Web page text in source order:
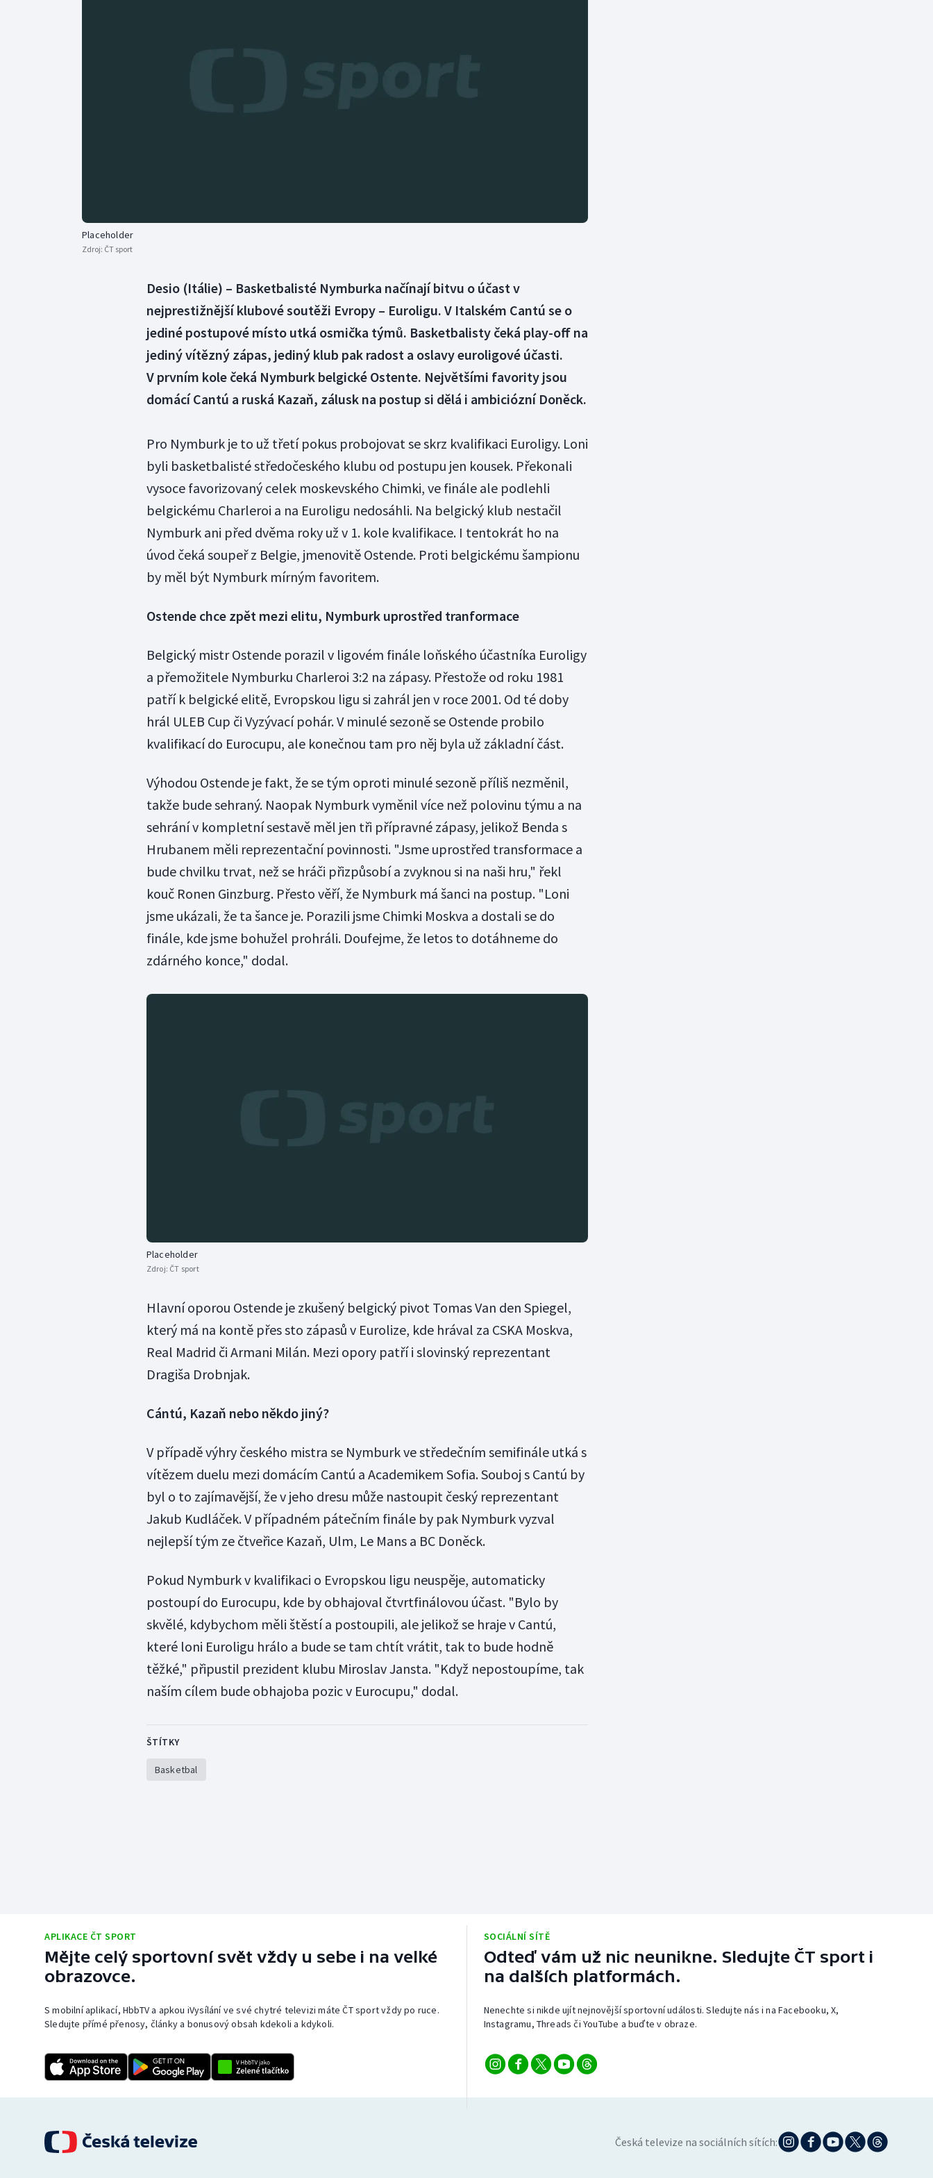
Placeholder
Zdroj: ČT sport
Desio (Itálie) – Basketbalisté Nymburka načínají bitvu o účast v
nejprestižnější klubové soutěži Evropy – Euroligu. V Italském Cantú se o
jediné postupové místo utká osmička týmů. Basketbalisty čeká play-off na
jediný vítězný zápas, jediný klub pak radost a oslavy euroligové účasti.
V prvním kole čeká Nymburk belgické Ostente. Největšími favority jsou
domácí Cantú a ruská Kazaň, zálusk na postup si dělá i ambiciózní Doněck.
Pro Nymburk je to už třetí pokus probojovat se skrz kvalifikaci Euroligy. Loni
byli basketbalisté středočeského klubu od postupu jen kousek. Překonali
vysoce favorizovaný celek moskevského Chimki, ve finále ale podlehli
belgickému Charleroi a na Euroligu nedosáhli. Na belgický klub nestačil
Nymburk ani před dvěma roky už v 1. kole kvalifikace. I tentokrát ho na
úvod čeká soupeř z Belgie, jmenovitě Ostende. Proti belgickému šampionu
by měl být Nymburk mírným favoritem.
Ostende chce zpět mezi elitu, Nymburk uprostřed tranformace
Belgický mistr Ostende porazil v ligovém finále loňského účastníka Euroligy
a přemožitele Nymburku Charleroi 3:2 na zápasy. Přestože od roku 1981
patří k belgické elitě, Evropskou ligu si zahrál jen v roce 2001. Od té doby
hrál ULEB Cup či Vyzývací pohár. V minulé sezoně se Ostende probilo
kvalifikací do Eurocupu, ale konečnou tam pro něj byla už základní část.
Výhodou Ostende je fakt, že se tým oproti minulé sezoně příliš nezměnil,
takže bude sehraný. Naopak Nymburk vyměnil více než polovinu týmu a na
sehrání v kompletní sestavě měl jen tři přípravné zápasy, jelikož Benda s
Hrubanem měli reprezentační povinnosti. "Jsme uprostřed transformace a
bude chvilku trvat, než se hráči přizpůsobí a zvyknou si na naši hru," řekl
kouč Ronen Ginzburg. Přesto věří, že Nymburk má šanci na postup. "Loni
jsme ukázali, že ta šance je. Porazili jsme Chimki Moskva a dostali se do
finále, kde jsme bohužel prohráli. Doufejme, že letos to dotáhneme do
zdárného konce," dodal.
Placeholder
Zdroj: ČT sport
Hlavní oporou Ostende je zkušený belgický pivot Tomas Van den Spiegel,
který má na kontě přes sto zápasů v Eurolize, kde hrával za CSKA Moskva,
Real Madrid či Armani Milán. Mezi opory patří i slovinský reprezentant
Dragiša Drobnjak.
Cántú, Kazaň nebo někdo jiný?
V případě výhry českého mistra se Nymburk ve středečním semifinále utká s
vítězem duelu mezi domácím Cantú a Academikem Sofia. Souboj s Cantú by
byl o to zajímavější, že v jeho dresu může nastoupit český reprezentant
Jakub Kudláček. V případném pátečním finále by pak Nymburk vyzval
nejlepší tým ze čtveřice Kazaň, Ulm, Le Mans a BC Doněck.
Pokud Nymburk v kvalifikaci o Evropskou ligu neuspěje, automaticky
postoupí do Eurocupu, kde by obhajoval čtvrtfinálovou účast. "Bylo by
skvělé, kdybychom měli štěstí a postoupili, ale jelikož se hraje v Cantú,
které loni Euroligu hrálo a bude se tam chtít vrátit, tak to bude hodně
těžké," připustil prezident klubu Miroslav Jansta. "Když nepostoupíme, tak
naším cílem bude obhajoba pozic v Eurocupu," dodal.
ŠTÍTKY
Basketbal
APLIKACE ČT SPORT
Mějte celý sportovní svět vždy u sebe i na velké
obrazovce.
S mobilní aplikací, HbbTV a apkou iVysílání ve své chytré televizi máte ČT sport vždy po ruce.
Sledujte přímé přenosy, články a bonusový obsah kdekoli a kdykoli.
SOCIÁLNÍ SÍTĚ
Odteď vám už nic neunikne. Sledujte ČT sport i
na dalších platformách.
Nenechte si nikde ujít nejnovější sportovní události. Sledujte nás i na Facebooku, X,
Instagramu, Threads či YouTube a buďte v obraze.
Česká televize na sociálních sítích: